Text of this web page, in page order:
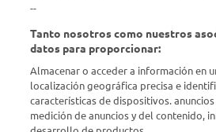
Dejanos tu mail para recibir todas las
que nadie.
Provincia
--
Tanto nosotros como nuestros
datos para proporcionar:
Almacenar o acceder a información en
localización geográfica precisa e
características de dispositivos.
medición de anuncios y del contenido,